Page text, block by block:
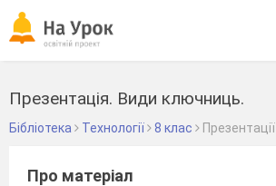
Презентація. Види ключниць.
Бібліотека Технології 8 клас Презентації
Про матеріал